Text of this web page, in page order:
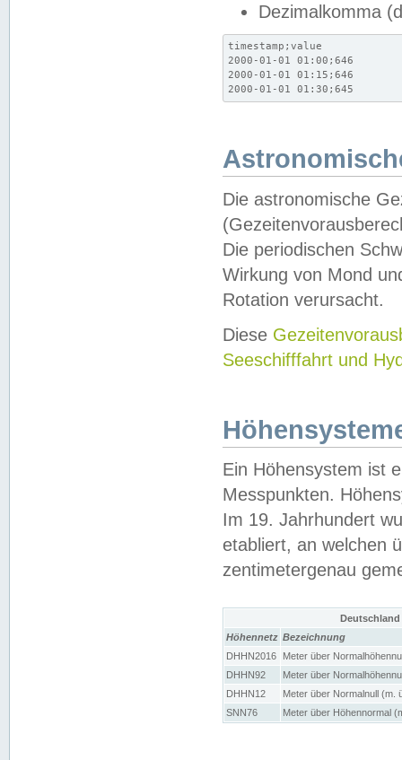
Dezimalkomma
timestamp;value
2000-01-01 01:00;646
2000-01-01 01:15;646
2000-01-01 01:30;645
Die astronomische
Die periodischen
Wirkung von Mond
Rotation verursacht.
Diese
Seeschifffahrt und
Ein Höhensystem ist
Messpunkten.
Im 19. Jahrhundert
etabliert, an welchen
zentimetergenau
Höhennetz Bezeichnung
DHHN2016
Meter über
DHHN92
Meter über
DHHN12
Meter über Normalnull (m.
SNN76
Meter über Höhennormal